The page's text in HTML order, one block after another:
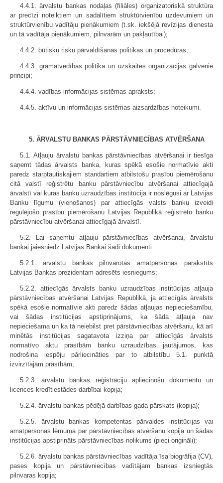
4.4.1. ārvalstu bankas nodaļas (filiāles) organizatoriskā struktūra
ar precīzi noteiktiem un sadalītiem struktūrvienību uzdevumiem un
struktūrvienību vadītāju pienākumiem (t.sk. iekšējā revīzijas dienesta
un tā vadītāja pienākumiem, pilnvarām un pakļautībai);
4.4.2. būtisku risku pārvaldīšanas politikas un procedūras;
4.4.3. grāmatvedības politika un uzskaites organizācijas galvenie
principi;
4.4.4. vadības informācijas sistēmas apraksts;
4.4.5. aktīvu un informācijas sistēmas aizsardzības noteikumi.
5. ĀRVALSTU BANKAS PĀRSTĀVNIECĪBAS ATVĒRŠANA
5.1. Atļauju ārvalstu bankas pārstāvniecības atvēršanai ir tiesīga
saņemt tādas ārvalsts banka, kuras spēkā esošie normatīvie akti
paredz starptautiskajiem standartiem atbilstošu prasību piemērošanu
citā valstī reģistrētu banku pārstāvniecību atvēršanai attiecīgajā
ārvalstī vai kuras banku uzraudzības institūcija ir noslēgusi ar Latvijas
Banku līgumu (vienošanos) par attiecīgās valsts banku izveidi
regulējošo prasību piemērošanu Latvijas Republikā reģistrēto banku
pārstāvniecību atvēršanai attiecīgajā ārvalstī.
5.2. Lai saņemtu atļauju pārstāvniecības atvēršanai, ārvalstu
bankai jāiesniedz Latvijas Bankai šādi dokumenti:
5.2.1. ārvalstu bankas pilnvarotas amatpersonas parakstīts
Latvijas Bankas prezidentam adresēts iesniegums;
5.2.2. attiecīgās ārvalsts banku uzraudzības institūcijas atļauja
pārstāvniecības atvēršanai Latvijas Republikā, ja attiecīgās ārvalsts
spēkā esošie normatīvie akti paredz šādas atļaujas nepieciešamību,
vai šādas institūcijas apstiprinājums, ka šāda atļauja nav
nepieciešama un ka tā neiebilst pret pārstāvniecības atvēršanu, kā arī
minētās institūcijas sagatavota izziņa par attiecīgās ārvalsts
normatīvo aktu prasībām banku uzraudzības jautājumos, kas
nodrošina iespēju pārliecināties par to atbilstību 5.1. punktā
izvirzītajām prasībām;
5.2.3. ārvalstu bankas reģistrāciju apliecinošu dokumentu un
licences kredītiestādes darbībai kopija;
5.2.4. ārvalstu bankas pēdējā darbības gada pārskats (kopija);
5.2.5. ārvalstu bankas kompetentas pārvaldes institūcijas vai
amatpersonas lēmuma par pārstāvniecības atvēršanu kopija un šādas
institūcijas apstiprināts pārstāvniecības nolikums (pieci oriģināli);
5.2.6. ārvalstu bankas pārstāvniecības vadītāja īsa biogrāfija (CV),
pases kopija un pārstāvniecības vadītājam bankas izsniegtās
pilnvaras kopija;